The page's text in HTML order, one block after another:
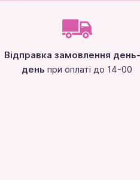
Відправка замовлення
день при оплаті до 14-00